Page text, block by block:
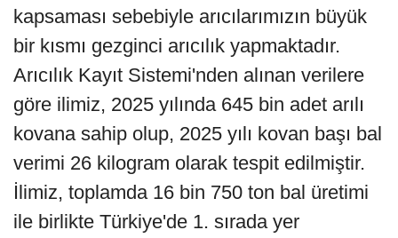
kapsaması sebebiyle arıcılarımızın büyük
bir kısmı gezginci arıcılık yapmaktadır.
Arıcılık Kayıt Sistemi'nden alınan verilere
göre ilimiz, 2025 yılında 645 bin adet arılı
kovana sahip olup, 2025 yılı kovan başı bal
verimi 26 kilogram olarak tespit edilmiştir.
İlimiz, toplamda 16 bin 750 ton bal üretimi
ile birlikte Türkiye'de 1. sırada yer